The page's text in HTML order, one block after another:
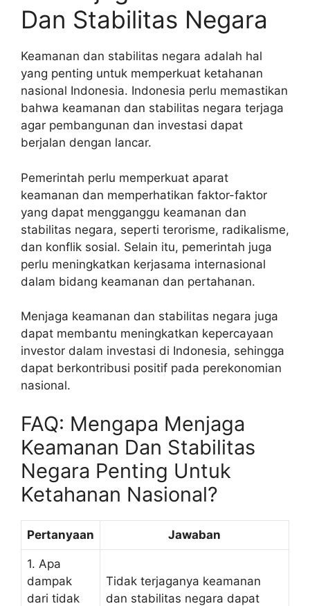
Dan Stabilitas Negara
Keamanan dan stabilitas negara adalah hal
yang penting untuk memperkuat ketahanan
nasional Indonesia. Indonesia perlu memastikan
bahwa keamanan dan stabilitas negara terjaga
agar pembangunan dan investasi dapat
berjalan dengan lancar.
Pemerintah perlu memperkuat aparat
keamanan dan memperhatikan faktor-faktor
yang dapat mengganggu keamanan dan
stabilitas negara, seperti terorisme, radikalisme,
dan konflik sosial. Selain itu, pemerintah juga
perlu meningkatkan kerjasama internasional
dalam bidang keamanan dan pertahanan.
Menjaga keamanan dan stabilitas negara juga
dapat membantu meningkatkan kepercayaan
investor dalam investasi di Indonesia, sehingga
dapat berkontribusi positif pada perekonomian
nasional.
FAQ: Mengapa Menjaga
Keamanan Dan Stabilitas
Negara Penting Untuk
Ketahanan Nasional?
Pertanyaan Jawaban
1. Apa
dampak
dari tidak
Tidak terjaganya keamanan
dan stabilitas negara dapat